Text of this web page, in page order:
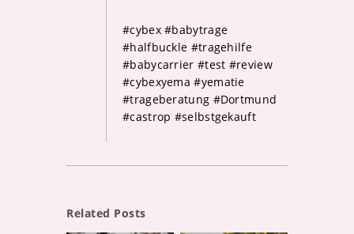
#cybex #babytrage
#halfbuckle #tragehilfe
#babycarrier #test #review
#cybexyema #yematie
#trageberatung #Dortmund
#castrop #selbstgekauft
Related Posts